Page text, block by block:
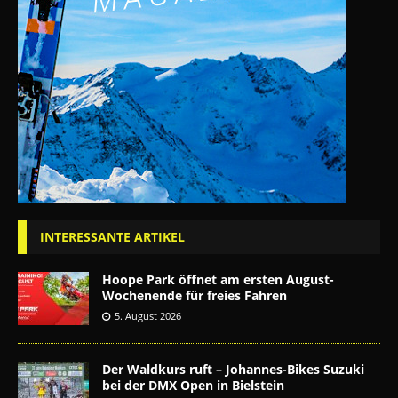
INTERESSANTE ARTIKEL
Hoope Park öffnet am ersten August-
Wochenende für freies Fahren
5. August 2026
Der Waldkurs ruft – Johannes-Bikes Suzuki
bei der DMX Open in Bielstein